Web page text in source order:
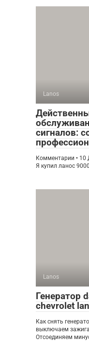
Lanos
сигналов:
Комментарии • 10
Я купил ланос
Lanos
Генератор
chevrolet
Как снять
выключаем
Отсоединяем